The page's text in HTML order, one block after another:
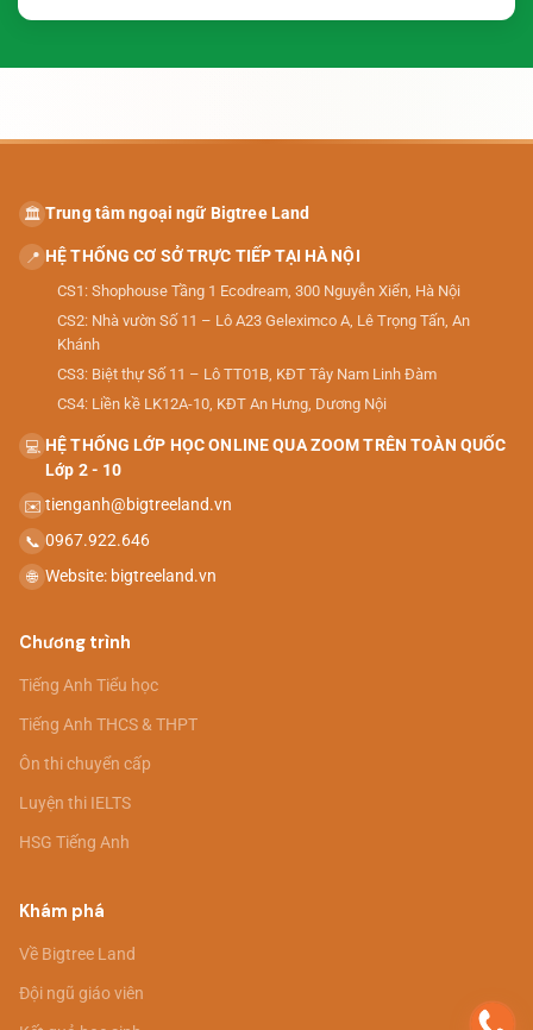
🏛️ Trung tâm ngoại ngữ Bigtree Land
📍 HỆ THỐNG CƠ SỞ TRỰC TIẾP TẠI HÀ NỘI
CS1: Shophouse Tầng 1 Ecodream, 300 Nguyễn Xiển, Hà Nội
CS2: Nhà vườn Số 11 – Lô A23 Geleximco A, Lê Trọng Tấn, An
Khánh
CS3: Biệt thự Số 11 – Lô TT01B, KĐT Tây Nam Linh Đàm
CS4: Liền kề LK12A-10, KĐT An Hưng, Dương Nội
💻 HỆ THỐNG LỚP HỌC ONLINE QUA ZOOM TRÊN TOÀN QUỐC
Lớp 2 - 10
✉️ tienganh@bigtreeland.vn
📞 0967.922.646
🌐 Website: bigtreeland.vn
Chương trình
Tiếng Anh Tiểu học
Tiếng Anh THCS & THPT
Ôn thi chuyển cấp
Luyện thi IELTS
HSG Tiếng Anh
Khám phá
Về Bigtree Land
Đội ngũ giáo viên